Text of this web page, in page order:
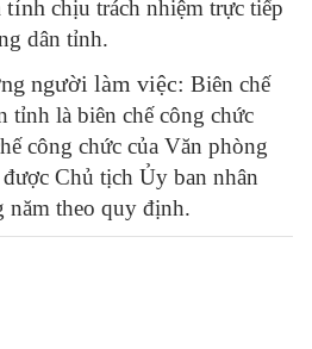
tỉnh chịu trách nhiệm trực tiếp
dân tỉnh.
người làm việc: Biên chế
tỉnh là biên chế công chức
công chức của Văn phòng
Chủ tịch Ủy ban nhân
năm theo quy định.